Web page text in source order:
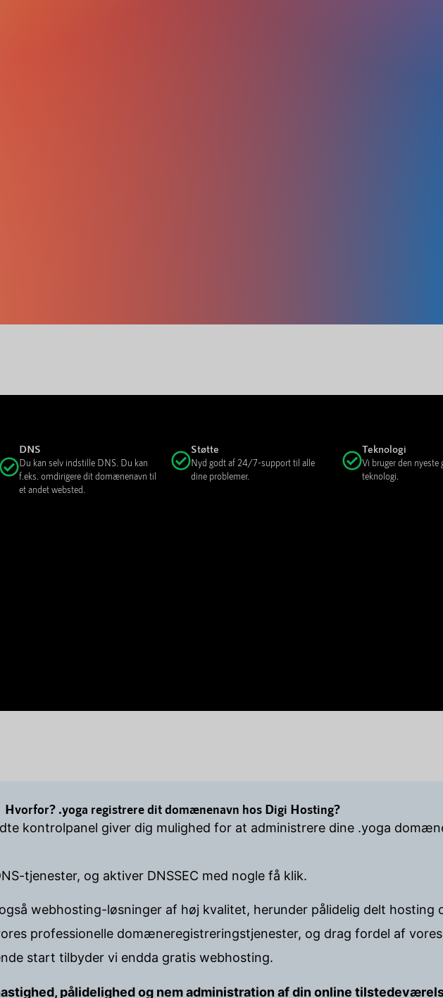
DNS
Du kan selv indstille DNS. Du kan
f.eks. omdirigere dit domænenavn til
et andet websted.
Støtte
Nyd godt af 24/7-support til alle
dine problemer.
Teknologi
Vi bruger den nyeste
teknologi.
Hvorfor? .yoga registrere dit domænenavn hos Digi Hosting?
kontrolpanel giver dig mulighed for at administrere dine .yoga
tjenester, og aktiver DNSSEC med nogle få klik.
webhosting-løsninger af høj kvalitet, herunder pålidelig delt hosting
professionelle domæneregistreringstjenester, og drag fordel af
start tilbyder vi endda gratis webhosting.
pålidelighed og nem administration af din online